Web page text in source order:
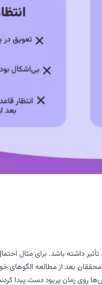
داشته باشد. برای مثال
محققان بعد از مطالعه